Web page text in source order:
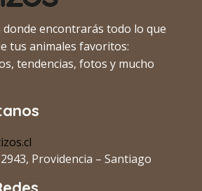
donde encontrarás todo lo que
tus animales favoritos:
tendencias, fotos y mucho
Providencia – Santiago